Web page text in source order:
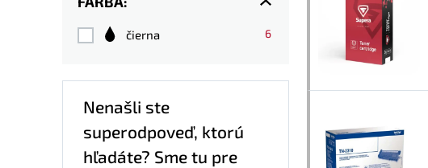
čierna 6
Nenašli ste
superodpoveď, ktorú
hľadáte? Sme tu pre